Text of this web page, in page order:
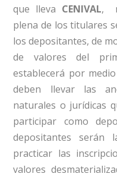
que lleva CENIVAL,
plena de los titulares
los depositantes, de
de valores del
establecerá por
deben llevar las
naturales o jurídicas
participar como
depositantes serán
practicar las
valores